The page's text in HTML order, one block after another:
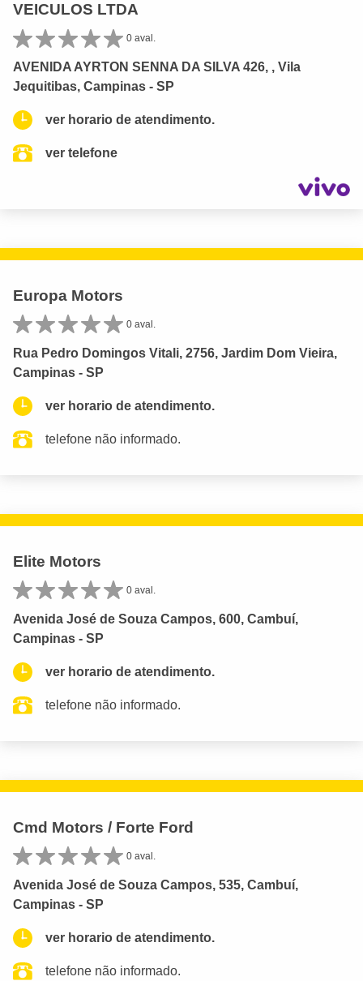
VEICULOS LTDA
0 aval.
AVENIDA AYRTON SENNA DA SILVA 426, , Vila
Jequitibas, Campinas - SP
ver horario de atendimento.
ver telefone
Europa Motors
0 aval.
Rua Pedro Domingos Vitali, 2756, Jardim Dom Vieira,
Campinas - SP
ver horario de atendimento.
telefone não informado.
Elite Motors
0 aval.
Avenida José de Souza Campos, 600, Cambuí,
Campinas - SP
ver horario de atendimento.
telefone não informado.
Cmd Motors / Forte Ford
0 aval.
Avenida José de Souza Campos, 535, Cambuí,
Campinas - SP
ver horario de atendimento.
telefone não informado.